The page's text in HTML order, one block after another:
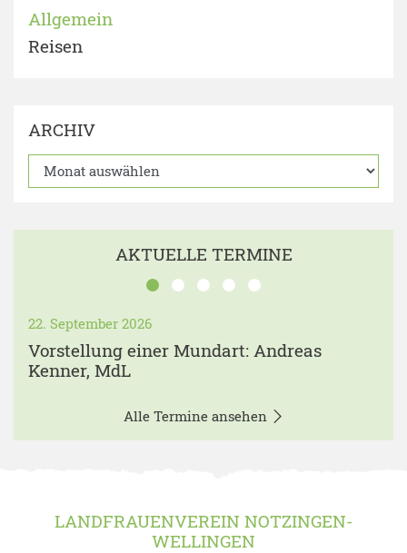
Allgemein
Reisen
ARCHIV
AKTUELLE TERMINE
22. September 2026
Vorstellung einer Mundart: Andreas
Kenner, MdL
Alle Termine ansehen
LANDFRAUENVEREIN NOTZINGEN-
WELLINGEN